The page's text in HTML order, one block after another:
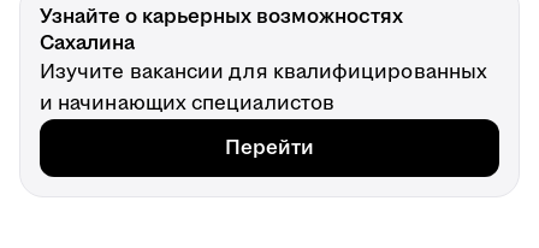
Узнайте о карьерных возможностях
Сахалина
Изучите вакансии для квалифицированных
и начинающих специалистов
Перейти